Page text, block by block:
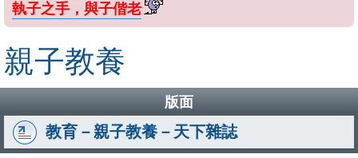
執子之手，與子偕老
親子教養
版面
教育－親子教養－天下雜誌